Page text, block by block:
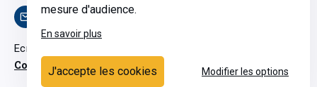
mesure d'audience.
En savoir plus
J'accepte les cookies Modifier les options
Contact
Ecrivez-nous
Contactez-nous